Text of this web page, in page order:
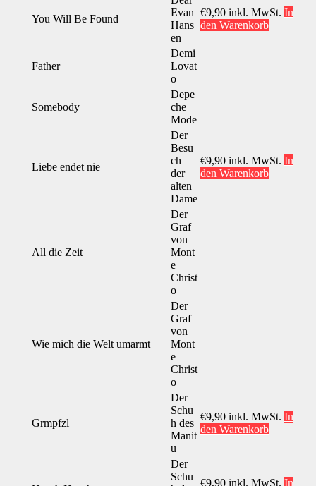
You Will Be Found
Evan
Hans
en
€9,90 inkl. MwSt. In
den Warenkorb
Father
Demi
Lovat
o
Somebody
Depe
che
Mode
Liebe endet nie
Der
Besu
ch
der
alten
Dame
€9,90 inkl. MwSt. In
den Warenkorb
All die Zeit
Der
Graf
von
Mont
e
Christ
o
Wie mich die Welt umarmt
Der
Graf
von
Mont
e
Christ
o
Grmpfzl
Der
Schu
h des
Manit
u
€9,90 inkl. MwSt. In
den Warenkorb
Der
Schu
€9,90 inkl. MwSt. In